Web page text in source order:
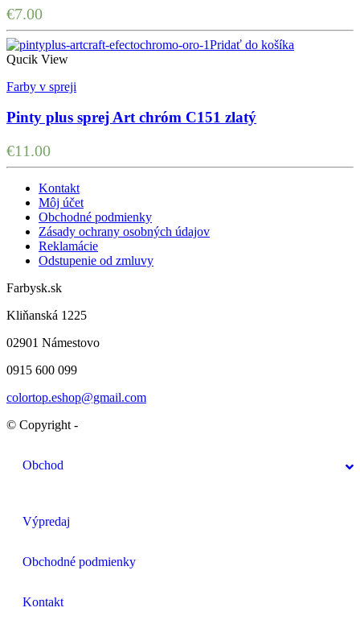
€7.00
Pridať do košíka
Qucik View
Farby v spreji
Pinty plus sprej Art chróm C151 zlatý
€11.00
Kontakt
Môj účet
Obchodné podmienky
Zásady ochrany osobných údajov
Reklamácie
Odstupenie od zmluvy
Farbysk.sk
Kliňanská 1225
02901 Námestovo
0915 600 099
colortop.eshop@gmail.com
© Copyright -
Obchod
Výpredaj
Obchodné podmienky
Kontakt